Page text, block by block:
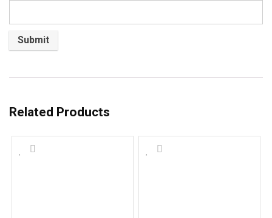
Related Products